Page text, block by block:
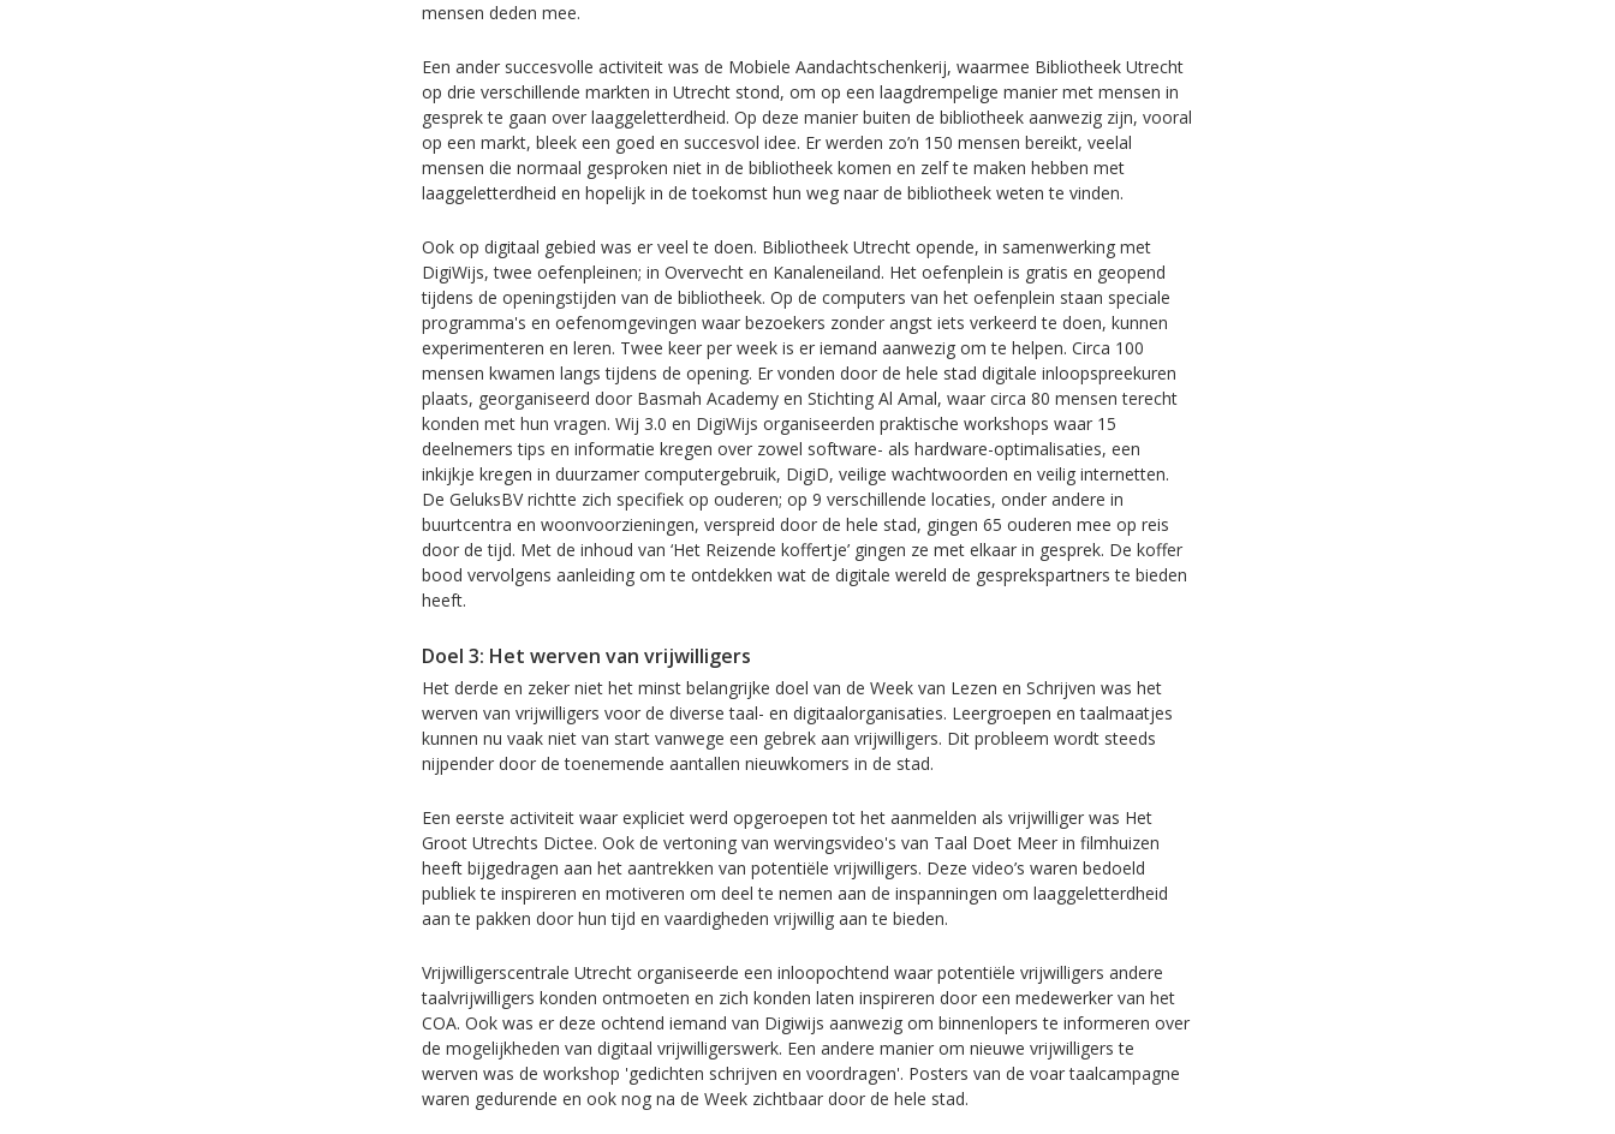
mensen deden mee.
Een ander succesvolle activiteit was de Mobiele Aandachtschenkerij, waarmee Bibliotheek Utrecht
op drie verschillende markten in Utrecht stond, om op een laagdrempelige manier met mensen in
gesprek te gaan over laaggeletterdheid. Op deze manier buiten de bibliotheek aanwezig zijn, vooral
op een markt, bleek een goed en succesvol idee. Er werden zo’n 150 mensen bereikt, veelal
mensen die normaal gesproken niet in de bibliotheek komen en zelf te maken hebben met
laaggeletterdheid en hopelijk in de toekomst hun weg naar de bibliotheek weten te vinden.
Ook op digitaal gebied was er veel te doen. Bibliotheek Utrecht opende, in samenwerking met
DigiWijs, twee oefenpleinen; in Overvecht en Kanaleneiland. Het oefenplein is gratis en geopend
tijdens de openingstijden van de bibliotheek. Op de computers van het oefenplein staan speciale
programma's en oefenomgevingen waar bezoekers zonder angst iets verkeerd te doen, kunnen
experimenteren en leren. Twee keer per week is er iemand aanwezig om te helpen. Circa 100
mensen kwamen langs tijdens de opening. Er vonden door de hele stad digitale inloopspreekuren
plaats, georganiseerd door Basmah Academy en Stichting Al Amal, waar circa 80 mensen terecht
konden met hun vragen. Wij 3.0 en DigiWijs organiseerden praktische workshops waar 15
deelnemers tips en informatie kregen over zowel software- als hardware-optimalisaties, een
inkijkje kregen in duurzamer computergebruik, DigiD, veilige wachtwoorden en veilig internetten.
De GeluksBV richtte zich specifiek op ouderen; op 9 verschillende locaties, onder andere in
buurtcentra en woonvoorzieningen, verspreid door de hele stad, gingen 65 ouderen mee op reis
door de tijd. Met de inhoud van ‘Het Reizende koffertje’ gingen ze met elkaar in gesprek. De koffer
bood vervolgens aanleiding om te ontdekken wat de digitale wereld de gesprekspartners te bieden
heeft.
Doel 3: Het werven van vrijwilligers
Het derde en zeker niet het minst belangrijke doel van de Week van Lezen en Schrijven was het
werven van vrijwilligers voor de diverse taal- en digitaalorganisaties. Leergroepen en taalmaatjes
kunnen nu vaak niet van start vanwege een gebrek aan vrijwilligers. Dit probleem wordt steeds
nijpender door de toenemende aantallen nieuwkomers in de stad.
Een eerste activiteit waar expliciet werd opgeroepen tot het aanmelden als vrijwilliger was Het
Groot Utrechts Dictee. Ook de vertoning van wervingsvideo's van Taal Doet Meer in filmhuizen
heeft bijgedragen aan het aantrekken van potentiële vrijwilligers. Deze video’s waren bedoeld
publiek te inspireren en motiveren om deel te nemen aan de inspanningen om laaggeletterdheid
aan te pakken door hun tijd en vaardigheden vrijwillig aan te bieden.
Vrijwilligerscentrale Utrecht organiseerde een inloopochtend waar potentiële vrijwilligers andere
taalvrijwilligers konden ontmoeten en zich konden laten inspireren door een medewerker van het
COA. Ook was er deze ochtend iemand van Digiwijs aanwezig om binnenlopers te informeren over
de mogelijkheden van digitaal vrijwilligerswerk. Een andere manier om nieuwe vrijwilligers te
werven was de workshop 'gedichten schrijven en voordragen'. Posters van de voar taalcampagne
waren gedurende en ook nog na de Week zichtbaar door de hele stad.